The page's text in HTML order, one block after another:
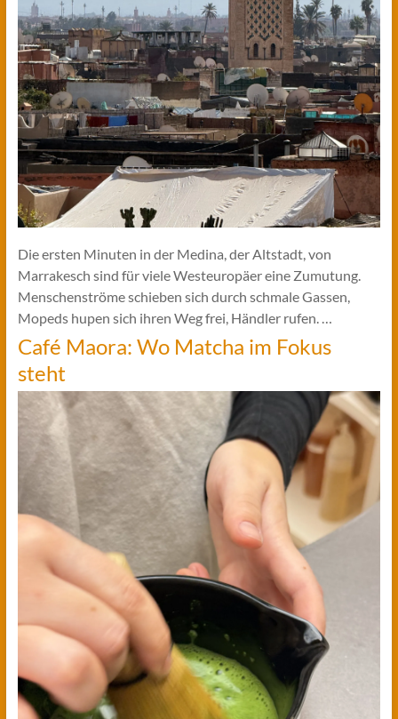
Die ersten Minuten in der Medina, der Altstadt, von
Marrakesch sind für viele Westeuropäer eine Zumutung.
Menschenströme schieben sich durch schmale Gassen,
Mopeds hupen sich ihren Weg frei, Händler rufen. …
Café Maora: Wo Matcha im Fokus
steht